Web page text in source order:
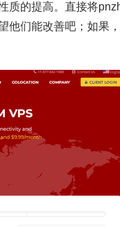
的提高。直接将
他们能改善吧；如果